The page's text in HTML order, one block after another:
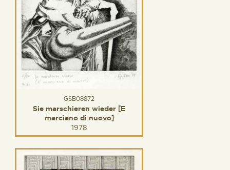
GSB08872
Sie marschieren wieder [E
marciano di nuovo]
1978